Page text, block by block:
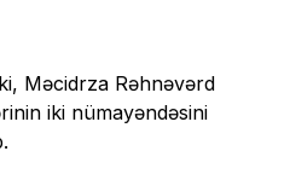
Məcidrza Rəhnəvərd
iki nümayəndəsini